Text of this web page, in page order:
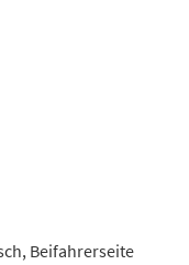
Beifahrerseite